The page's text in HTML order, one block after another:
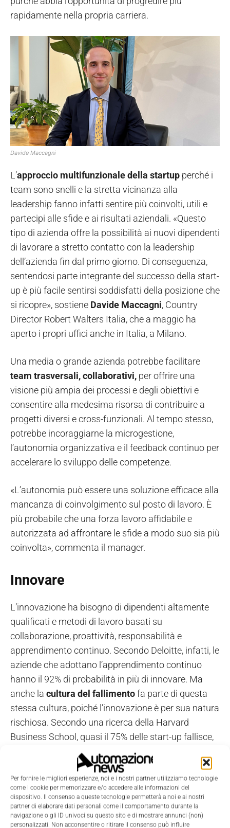
Per fornire le migliori esperienze, noi e i nostri partner utilizziamo tecnologie
come i cookie per memorizzare e/o accedere alle informazioni del
dispositivo. Il consenso a queste tecnologie permetterà a noi e ai nostri
partner di elaborare dati personali come il comportamento durante la
navigazione o gli ID univoci su questo sito e di mostrare annunci (non)
personalizzati. Non acconsentire o ritirare il consenso può influire
rapidamente nella propria carriera.
Davide Maccagni
L’approccio multifunzionale della startup perché i
team sono snelli e la stretta vicinanza alla
leadership fanno infatti sentire più coinvolti, utili e
partecipi alle sfide e ai risultati aziendali. «Questo
tipo di azienda offre la possibilità ai nuovi dipendenti
di lavorare a stretto contatto con la leadership
dell’azienda fin dal primo giorno. Di conseguenza,
sentendosi parte integrante del successo della start-
up è più facile sentirsi soddisfatti della posizione che
si ricopre», sostiene Davide Maccagni, Country
Director Robert Walters Italia, che a maggio ha
aperto i propri uffici anche in Italia, a Milano.
Una media o grande azienda potrebbe facilitare
team trasversali, collaborativi, per offrire una
visione più ampia dei processi e degli obiettivi e
consentire alla medesima risorsa di contribuire a
progetti diversi e cross-funzionali. Al tempo stesso,
potrebbe incoraggiarne la microgestione,
l’autonomia organizzativa e il feedback continuo per
accelerare lo sviluppo delle competenze.
«L’autonomia può essere una soluzione efficace alla
mancanza di coinvolgimento sul posto di lavoro. È
più probabile che una forza lavoro affidabile e
autorizzata ad affrontare le sfide a modo suo sia più
coinvolta», commenta il manager.
Innovare
L’innovazione ha bisogno di dipendenti altamente
qualificati e metodi di lavoro basati su
collaborazione, proattività, responsabilità e
apprendimento continuo. Secondo Deloitte, infatti, le
aziende che adottano l’apprendimento continuo
hanno il 92% di probabilità in più di innovare. Ma
anche la cultura del fallimentofa parte di questa
stessa cultura, poiché l’innovazione è per sua natura
rischiosa. Secondo una ricerca della Harvard
Business School, quasi il 75% delle start-up fallisce,
ma il fallimento è parte integrante del successo di
quelle che sopravvivono.
Le startup e gli imprenditori in generale vedono il
fallimento come una esperienza di apprendimento
per migliorare un prodotto o un’attività e modificano